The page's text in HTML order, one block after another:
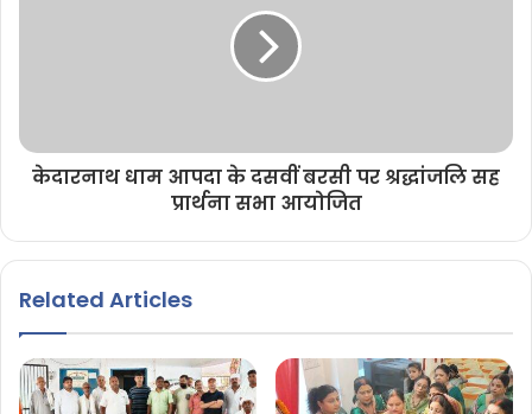
केदारनाथ धाम आपदा के दसवीं बरसी पर श्रद्धांजलि सह
प्रार्थना सभा आयोजित
Related Articles